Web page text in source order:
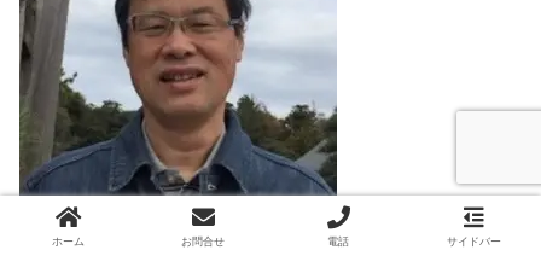
サイト運営者・著者（執筆者）・問合せ担当の越野勤で
ホーム お問合せ 電話 サイドバー